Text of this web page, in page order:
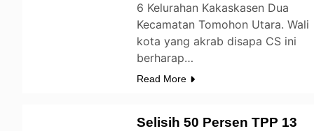
6 Kelurahan Kakaskasen Dua
Kecamatan Tomohon Utara. Wali
kota yang akrab disapa CS ini
berharap…
Read More
Selisih 50 Persen TPP 13